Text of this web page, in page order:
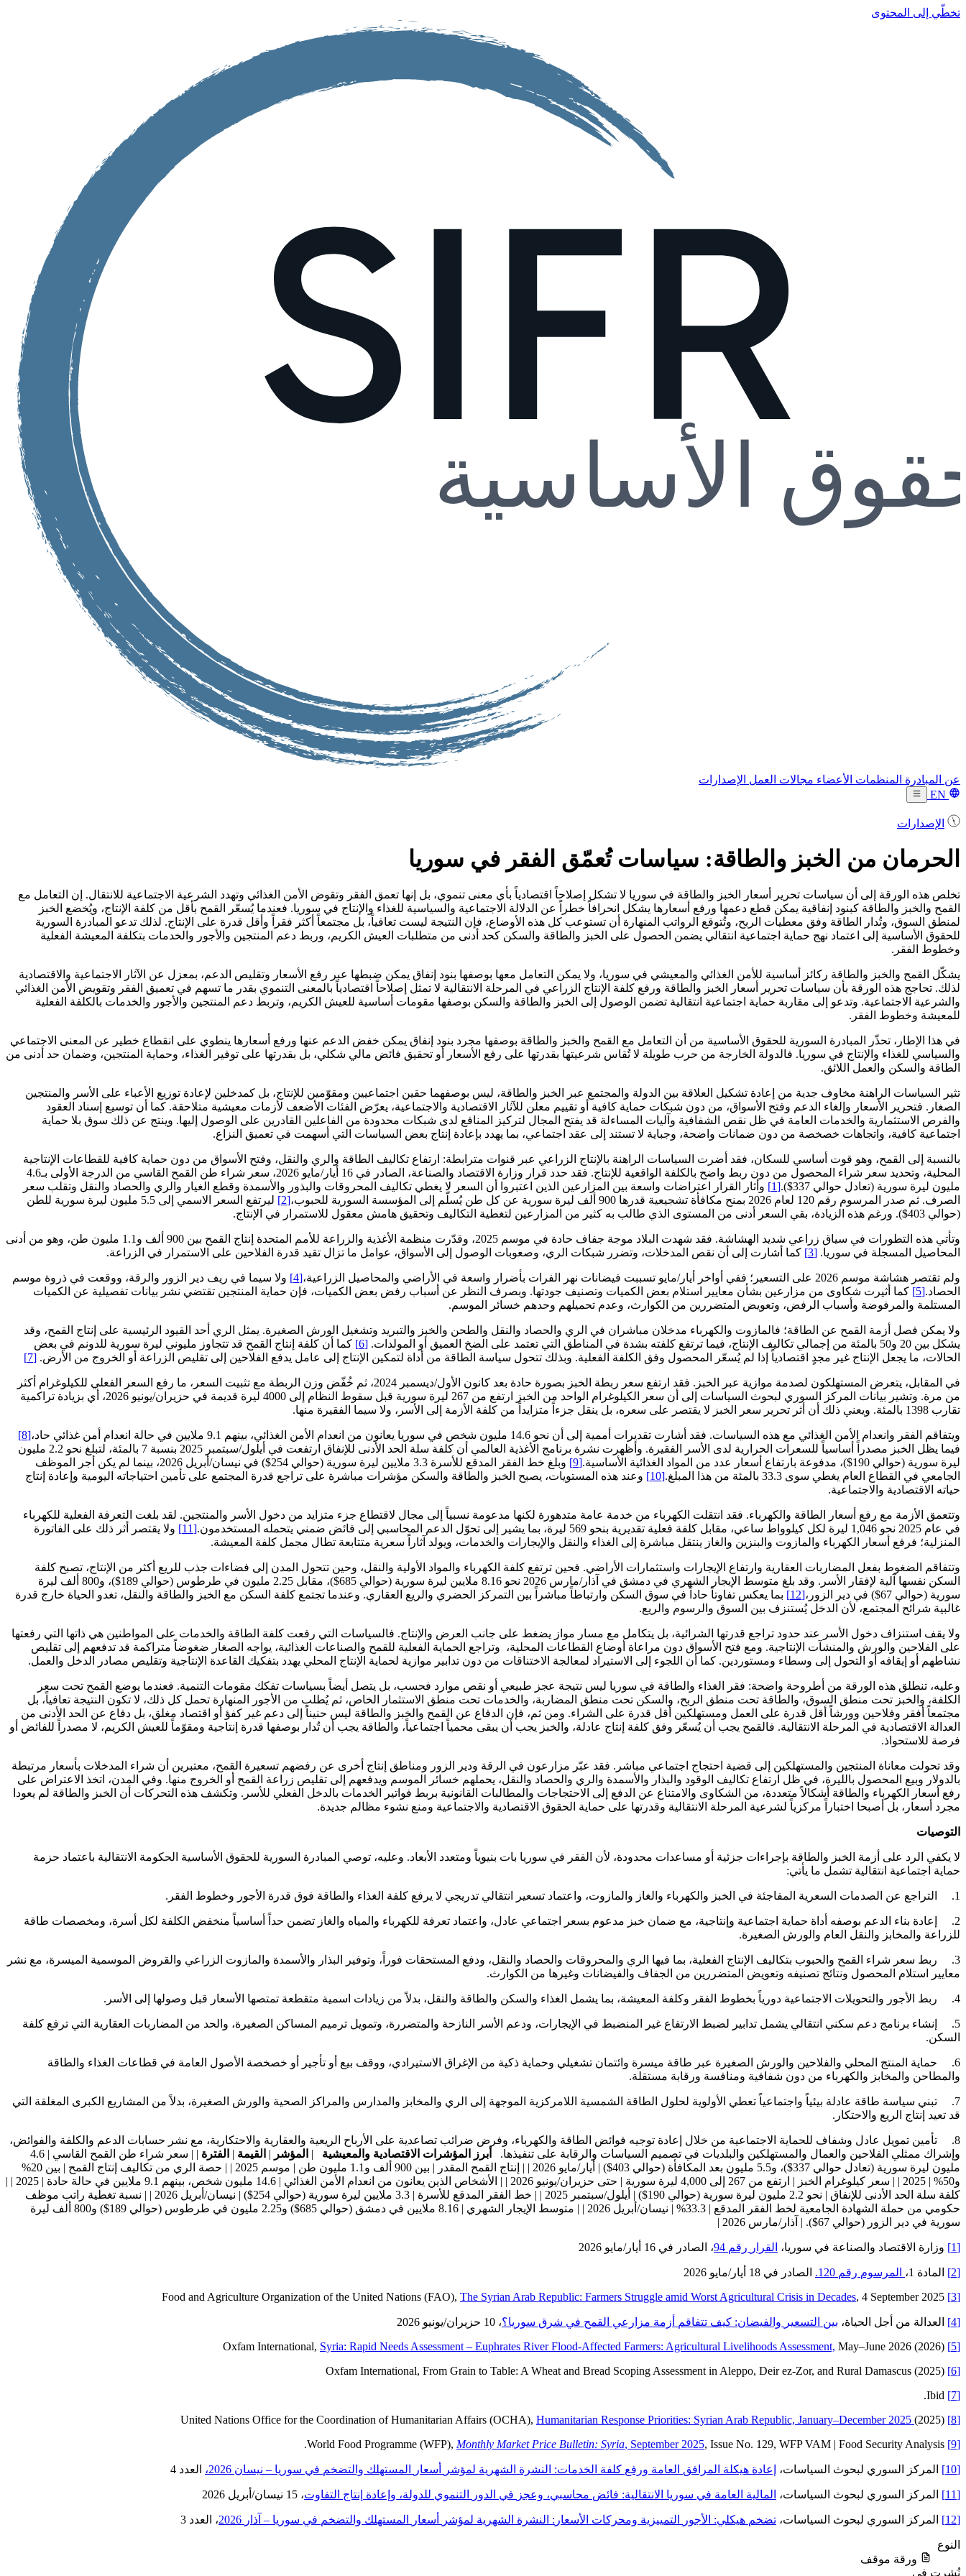
تخطّي إلى المحتوى
عن المبادرة المنظمات الأعضاء مجالات العمل الإصدارات
الإصدارات
الحرمان من الخبز والطاقة: سياسات تُعمّق الفقر في سوريا
تخلص هذه الورقة إلى أن سياسات تحرير أسعار الخبز والطاقة في سوريا لا تشكل إصلاحاً اقتصادياً بأي معنى تنموي، بل إنها تعمق الفقر وتقوض الأمن الغذائي وتهدد الشرعية الاجتماعية للانتقال. إن التعامل مع
القمح والخبز والطاقة كبنود إنفاقية يمكن قطع دعمها ورفع أسعارها يشكل انحرافاً خطراً عن الدلالة الاجتماعية والسياسية للغذاء والإنتاج في سوريا. فعندما يُسعّر القمح بأقل من كلفة الإنتاج، ويُخضع الخبز
لمنطق السوق، وتُدار الطاقة وفق معطيات الربح، وتُتوقع الرواتب المنهارة أن تستوعب كل هذه الأوضاع، فإن النتيجة ليست تعافياً، بل مجتمعاً أكثر فقراً وأقل قدرة على الإنتاج. لذلك تدعو المبادرة السورية
للحقوق الأساسية إلى اعتماد نهج حماية اجتماعية انتقالي يضمن الحصول على الخبز والطاقة والسكن كحد أدنى من متطلبات العيش الكريم، وربط دعم المنتجين والأجور والخدمات بتكلفة المعيشة الفعلية
وخطوط الفقر.
يشكّل القمح والخبز والطاقة ركائز أساسية للأمن الغذائي والمعيشي في سوريا، ولا يمكن التعامل معها بوصفها بنود إنفاق يمكن ضبطها عبر رفع الأسعار وتقليص الدعم، بمعزل عن الآثار الاجتماعية والاقتصادية
لذلك. تحاجج هذه الورقة بأن سياسات تحرير أسعار الخبز والطاقة ورفع كلفة الإنتاج الزراعي في المرحلة الانتقالية لا تمثل إصلاحاً اقتصادياً بالمعنى التنموي بقدر ما تسهم في تعميق الفقر وتقويض الأمن الغذائي
والشرعية الاجتماعية. وتدعو إلى مقاربة حماية اجتماعية انتقالية تضمن الوصول إلى الخبز والطاقة والسكن بوصفها مقومات أساسية للعيش الكريم، وتربط دعم المنتجين والأجور والخدمات بالكلفة الفعلية
للمعيشة وخطوط الفقر.
في هذا الإطار، تحذّر المبادرة السورية للحقوق الأساسية من أن التعامل مع القمح والخبز والطاقة بوصفها مجرد بنود إنفاق يمكن خفض الدعم عنها ورفع أسعارها ينطوي على انقطاع خطير عن المعنى الاجتماعي
والسياسي للغذاء والإنتاج في سوريا. فالدولة الخارجة من حرب طويلة لا تُقاس شرعيتها بقدرتها على رفع الأسعار أو تحقيق فائض مالي شكلي، بل بقدرتها على توفير الغذاء، وحماية المنتجين، وضمان حد أدنى من
الطاقة والسكن والعمل اللائق.
تثير السياسات الراهنة مخاوف جدية من إعادة تشكيل العلاقة بين الدولة والمجتمع عبر الخبز والطاقة، ليس بوصفهما حقين اجتماعيين ومقوّمين للإنتاج، بل كمدخلين لإعادة توزيع الأعباء على الأسر والمنتجين
الصغار. فتحرير الأسعار وإلغاء الدعم وفتح الأسواق، من دون شبكات حماية كافية أو تقييم معلن للآثار الاقتصادية والاجتماعية، يعرّض الفئات الأضعف لأزمات معيشية متلاحقة. كما أن توسيع إسناد العقود
والفرص الاستثمارية والخدمات العامة في ظل نقص الشفافية وآليات المساءلة قد يفتح المجال لتركيز المنافع لدى شبكات محدودة من الفاعلين القادرين على الوصول إليها. وينتج عن ذلك سوق بلا حماية
اجتماعية كافية، واتجاهات خصخصة من دون ضمانات واضحة، وجباية لا تستند إلى عقد اجتماعي، بما يهدد بإعادة إنتاج بعض السياسات التي أسهمت في تعميق النزاع.
بالنسبة إلى القمح، وهو قوت أساسي للسكان، فقد أضرت السياسات الراهنة بالإنتاج الزراعي عبر قنوات مترابطة: ارتفاع تكاليف الطاقة والري والنقل، وفتح الأسواق من دون حماية كافية للقطاعات الإنتاجية
المحلية، وتحديد سعر شراء المحصول من دون ربط واضح بالكلفة الواقعية للإنتاج. فقد حدد قرار وزارة الاقتصاد والصناعة، الصادر في 16 أيار/مايو 2026، سعر شراء طن القمح القاسي من الدرجة الأولى بـ4.6
مليون ليرة سورية (تعادل حوالي 337$).
[1]
وأثار القرار اعتراضات واسعة بين المزارعين الذين اعتبروا أن السعر لا يغطي تكاليف المحروقات والبذور والأسمدة وقطع الغيار والري والحصاد والنقل وتقلب سعر
الصرف. ثم صدر المرسوم رقم 120 لعام 2026 بمنح مكافأة تشجيعية قدرها 900 ألف ليرة سورية عن كل طن يُسلّم إلى المؤسسة السورية للحبوب،
[2]
ليرتفع السعر الاسمي إلى 5.5 مليون ليرة سورية للطن
(حوالي 403$). ورغم هذه الزيادة، بقي السعر أدنى من المستوى الذي طالب به كثير من المزارعين لتغطية التكاليف وتحقيق هامش معقول للاستمرار في الإنتاج.
وتأتي هذه التطورات في سياق زراعي شديد الهشاشة. فقد شهدت البلاد موجة جفاف حادة في موسم 2025، وقدّرت منظمة الأغذية والزراعة للأمم المتحدة إنتاج القمح بين 900 ألف و1.1 مليون طن، وهو من أدنى
المحاصيل المسجلة في سوريا. [3] كما أشارت إلى أن نقص المدخلات، وتضرر شبكات الري، وصعوبات الوصول إلى الأسواق، عوامل ما تزال تقيد قدرة الفلاحين على الاستمرار في الزراعة.
ولم تقتصر هشاشة موسم 2026 على التسعير؛ ففي أواخر أيار/مايو تسببت فيضانات نهر الفرات بأضرار واسعة في الأراضي والمحاصيل الزراعية، [4]
ولا سيما في ريف دير الزور والرقة، ووقعت في ذروة موسم
الحصاد.[5]
كما أثيرت شكاوى من مزارعين بشأن معايير استلام بعض الكميات وتصنيف جودتها. وبصرف النظر عن أسباب رفض بعض الكميات، فإن حماية المنتجين تقتضي نشر بيانات تفصيلية عن الكميات
المستلمة والمرفوضة وأسباب الرفض، وتعويض المتضررين من الكوارث، وعدم تحميلهم وحدهم خسائر الموسم.
ولا يمكن فصل أزمة القمح عن الطاقة؛ فالمازوت والكهرباء مدخلان مباشران في الري والحصاد والنقل والطحن والخبز والتبريد وتشغيل الورش الصغيرة. يمثل الري أحد القيود الرئيسية على إنتاج القمح، وقد
يشكل بين 20 و50 بالمئة من إجمالي تكاليف الإنتاج، فيما ترتفع كلفته بشدة في المناطق التي تعتمد على الضخ العميق أو المولدات.
[6]
كما أن كلفة إنتاج القمح قد تتجاوز مليوني ليرة سورية للدونم في بعض
الحالات، ما يجعل الإنتاج غير مجدٍ اقتصادياً إذا لم يُسعّر المحصول وفق الكلفة الفعلية. وبذلك تتحول سياسة الطاقة من أداة لتمكين الإنتاج إلى عامل يدفع الفلاحين إلى تقليص الزراعة أو الخروج من الأرض. [7]
في المقابل، يتعرض المستهلكون لصدمة موازية عبر الخبز. فقد ارتفع سعر ربطة الخبز بصورة حادة بعد كانون الأول/ديسمبر 2024، ثم خُفّض وزن الربطة مع تثبيت السعر، ما رفع السعر الفعلي للكيلوغرام أكثر
من مرة. وتشير بيانات المركز السوري لبحوث السياسات إلى أن سعر الكيلوغرام الواحد من الخبز ارتفع من 267 ليرة سورية قبل سقوط النظام إلى 4000 ليرة قديمة في حزيران/يونيو 2026، أي بزيادة تراكمية
تقارب 1398 بالمئة. ويعني ذلك أن أثر تحرير سعر الخبز لا يقتصر على سعره، بل ينقل جزءاً متزايداً من كلفة الأزمة إلى الأسر، ولا سيما الفقيرة منها.
ويتفاقم الفقر وانعدام الأمن الغذائي مع هذه السياسات. فقد أشارت تقديرات أممية إلى أن نحو 14.6 مليون شخص في سوريا يعانون من انعدام الأمن الغذائي، بينهم 9.1 ملايين في حالة انعدام أمن غذائي حاد،
[8]
فيما يظل الخبز مصدراً أساسياً للسعرات الحرارية لدى الأسر الفقيرة. وأظهرت نشرة برنامج الأغذية العالمي أن كلفة سلة الحد الأدنى للإنفاق ارتفعت في أيلول/سبتمبر 2025 بنسبة 7 بالمئة، لتبلغ نحو 2.2 مليون
ليرة سورية (حوالي 190$)، مدفوعة بارتفاع أسعار عدد من المواد الغذائية الأساسية.
[9]
وبلغ خط الفقر المدقع للأسرة 3.3 ملايين ليرة سورية (حوالي 254$) في نيسان/أبريل 2026، بينما لم يكن أجر الموظف
الجامعي في القطاع العام يغطي سوى 33.3 بالمئة من هذا المبلغ.
[10]
وعند هذه المستويات، يصبح الخبز والطاقة والسكن مؤشرات مباشرة على تراجع قدرة المجتمع على تأمين احتياجاته اليومية وإعادة إنتاج
حياته الاقتصادية والاجتماعية.
وتتعمق الأزمة مع رفع أسعار الطاقة والكهرباء. فقد انتقلت الكهرباء من خدمة عامة متدهورة لكنها مدعومة نسبياً إلى مجال لاقتطاع جزء متزايد من دخول الأسر والمنتجين. لقد بلغت التعرفة الفعلية للكهرباء
في عام 2025 نحو 1,046 ليرة لكل كيلوواط ساعي، مقابل كلفة فعلية تقديرية بنحو 569 ليرة، بما يشير إلى تحوّل الدعم المحاسبي إلى فائض ضمني يتحمله المستخدمون.
[11]
ولا يقتصر أثر ذلك على الفاتورة
المنزلية؛ فرفع أسعار الكهرباء والمازوت والبنزين والغاز ينتقل مباشرة إلى الغذاء والنقل والإيجارات والخدمات، ويولد آثاراً سعرية متتابعة تطال مجمل كلفة المعيشة.
وتتفاقم الضغوط بفعل المضاربات العقارية وارتفاع الإيجارات واستثمارات الأراضي. فحين ترتفع كلفة الكهرباء والمواد الأولية والنقل، وحين تتحول المدن إلى فضاءات جذب للريع أكثر من الإنتاج، تصبح كلفة
السكن نفسها آلية لإفقار الأسر. وقد بلغ متوسط الإيجار الشهري في دمشق في آذار/مارس 2026 نحو 8.16 ملايين ليرة سورية (حوالي 685$)، مقابل 2.25 مليون في طرطوس (حوالي 189$)، و800 ألف ليرة
سورية (حوالي 67$) في دير الزور،
[12]
بما يعكس تفاوتاً حاداً في سوق السكن وارتباطاً مباشراً بين التمركز الحضري والريع العقاري. وعندما تجتمع كلفة السكن مع الخبز والطاقة والنقل، تغدو الحياة خارج قدرة
غالبية شرائح المجتمع، لأن الدخل يُستنزف بين السوق والرسوم والريع.
ولا يقف استنزاف دخول الأسر عند حدود تراجع قدرتها الشرائية، بل يتكامل مع مسار مواز يضغط على جانب العرض والإنتاج. فالسياسات التي رفعت كلفة الطاقة والخدمات على المواطنين هي ذاتها التي رفعتها
على الفلاحين والورش والمنشآت الإنتاجية. ومع فتح الأسواق دون مراعاة أوضاع القطاعات المحلية، وتراجع الحماية الفعلية للقمح والصناعات الغذائية، يواجه الصغار ضغوضاً متراكمة قد تدفعهم إلى تقليص
نشاطهم أو إيقافه أو التحول إلى وسطاء ومستوردين. كما أن اللجوء إلى الاستيراد لمعالجة الاختناقات من دون تدابير موازية لحماية الإنتاج المحلي يهدد بتفكيك القاعدة الإنتاجية وتقليص مصادر الدخل والعمل.
وعليه، تنطلق هذه الورقة من أطروحة واضحة: فقر الغذاء والطاقة في سوريا ليس نتيجة عجز طبيعي أو نقص موارد فحسب، بل يتصل أيضاً بسياسات تفكك مقومات التنمية. فعندما يوضع القمح تحت سعر
الكلفة، والخبز تحت منطق السوق، والطاقة تحت منطق الربح، والسكن تحت منطق المضاربة، والخدمات تحت منطق الاستثمار الخاص، ثم يُطلب من الأجور المنهارة تحمل كل ذلك، لا تكون النتيجة تعافياً، بل
مجتمعاً أفقر وفلاحين وورشاً أقل قدرة على العمل ومستهلكين أقل قدرة على الشراء. ومن ثم، فإن الدفاع عن القمح والخبز والطاقة ليس حنيناً إلى دعم غير كفؤ أو اقتصاد مغلق، بل دفاع عن الحد الأدنى من
العدالة الاقتصادية في المرحلة الانتقالية. فالقمح يجب أن يُسعّر وفق كلفة إنتاج عادلة، والخبز يجب أن يبقى محمياً اجتماعياً، والطاقة يجب أن تُدار بوصفها قدرة إنتاجية ومقوّماً للعيش الكريم، لا مصدراً للفائض أو
فرصة للاستحواذ.
وقد تحولت معاناة المنتجين والمستهلكين إلى قضية احتجاج اجتماعي مباشر. فقد عبّر مزارعون في الرقة ودير الزور ومناطق إنتاج أخرى عن رفضهم تسعيرة القمح، معتبرين أن شراء المدخلات بأسعار مرتبطة
بالدولار وبيع المحصول بالليرة، في ظل ارتفاع تكاليف الوقود والبذار والأسمدة والري والحصاد والنقل، يحملهم خسائر الموسم ويدفعهم إلى تقليص زراعة القمح أو الخروج منها. وفي المدن، اتخذ الاعتراض على
رفع أسعار الكهرباء والطاقة أشكالاً متعددة، من الشكاوى والامتناع عن الدفع إلى الاحتجاجات والمطالبات القانونية بربط فواتير الخدمات بالدخل الفعلي للأسر. وتكشف هذه التحركات أن الخبز والطاقة لم يعودا
مجرد أسعار، بل أصبحا اختباراً مركزياً لشرعية المرحلة الانتقالية وقدرتها على حماية الحقوق الاقتصادية والاجتماعية ومنع نشوء مظالم جديدة.
التوصيات
لا يكفي الرد على أزمة الخبز والطاقة بإجراءات جزئية أو مساعدات محدودة، لأن الفقر في سوريا بات بنيوياً ومتعدد الأبعاد. وعليه، توصي المبادرة السورية للحقوق الأساسية الحكومة الانتقالية باعتماد حزمة
حماية اجتماعية انتقالية تشمل ما يأتي:
1. التراجع عن الصدمات السعرية المفاجئة في الخبز والكهرباء والغاز والمازوت، واعتماد تسعير انتقالي تدريجي لا يرفع كلفة الغذاء والطاقة فوق قدرة الأجور وخطوط الفقر.
2. إعادة بناء الدعم بوصفه أداة حماية اجتماعية وإنتاجية، مع ضمان خبز مدعوم بسعر اجتماعي عادل، واعتماد تعرفة للكهرباء والمياه والغاز تضمن حداً أساسياً منخفض الكلفة لكل أسرة، ومخصصات طاقة
للزراعة والمخابز والنقل العام والورش الصغيرة.
3. ربط سعر شراء القمح والحبوب بتكاليف الإنتاج الفعلية، بما فيها الري والمحروقات والحصاد والنقل، ودفع المستحقات فوراً، وتوفير البذار والأسمدة والمازوت الزراعي والقروض الموسمية الميسرة، مع نشر
معايير استلام المحصول ونتائج تصنيفه وتعويض المتضررين من الجفاف والفيضانات وغيرها من الكوارث.
4. ربط الأجور والتحويلات الاجتماعية دورياً بخطوط الفقر وكلفة المعيشة، بما يشمل الغذاء والسكن والطاقة والنقل، بدلاً من زيادات اسمية متقطعة تمتصها الأسعار قبل وصولها إلى الأسر.
5. إنشاء برنامج دعم سكني انتقالي يشمل تدابير لضبط الارتفاع غير المنضبط في الإيجارات، ودعم الأسر النازحة والمتضررة، وتمويل ترميم المساكن الصغيرة، والحد من المضاربات العقارية التي ترفع كلفة
السكن.
6. حماية المنتج المحلي والفلاحين والورش الصغيرة عبر طاقة ميسرة وائتمان تشغيلي وحماية ذكية من الإغراق الاستيرادي، ووقف بيع أو تأجير أو خصخصة الأصول العامة في قطاعات الغذاء والطاقة
والمطاحن والمخابز والكهرباء من دون شفافية ومنافسة ورقابة مستقلة.
7. تبني سياسة طاقة عادلة بيئياً واجتماعياً تعطي الأولوية لحلول الطاقة الشمسية اللامركزية الموجهة إلى الري والمخابز والمدارس والمراكز الصحية والورش الصغيرة، بدلاً من المشاريع الكبرى المغلقة التي
قد تعيد إنتاج الريع والاحتكار.
8. تأمين تمويل عادل وشفاف للحماية الاجتماعية من خلال إعادة توجيه فوائض الطاقة والكهرباء، وفرض ضرائب تصاعدية على الأرباح الريعية والعقارية والاحتكارية، مع نشر حسابات الدعم والكلفة والفوائض،
وإشراك ممثلي الفلاحين والعمال والمستهلكين والبلديات في تصميم السياسات والرقابة على تنفيذها.
أبرز المؤشرات الاقتصادية والمعيشية المؤشر القيمة الفترة
| | سعر شراء طن القمح القاسي | 4.6
مليون ليرة سورية (تعادل حوالي 337$)، و5.5 مليون بعد المكافأة (حوالي 403$) | أيار/مايو 2026 | | إنتاج القمح المقدر | بين 900 ألف و1.1 مليون طن | موسم 2025 | | حصة الري من تكاليف إنتاج القمح | بين 20%
كلفة سلة الحد الأدنى للإنفاق | نحو 2.2 مليون ليرة سورية (حوالي 190$) | أيلول/سبتمبر 2025 | | خط الفقر المدقع للأسرة | 3.3 ملايين ليرة سورية (حوالي 254$) | نيسان/أبريل 2026 | | نسبة تغطية راتب موظف
حكومي من حملة الشهادة الجامعية لخط الفقر المدقع | 33.3% | نيسان/أبريل 2026 | | متوسط الإيجار الشهري | 8.16 ملايين في دمشق (حوالي 685$) و2.25 مليون في طرطوس (حوالي 189$) و800 ألف ليرة
سورية في دير الزور (حوالي 67$). | آذار/مارس 2026 |
[1] وزارة الاقتصاد والصناعة في سوريا، القرار رقم ، الصادر في 16 أيار/مايو 2026
[2] المادة 1، المرسوم رقم
الصادر في 18 أيار/مايو 2026
[3]
The Syrian Arab Republic: Farmers Struggle amid Worst Agricultural Crisis in Decades, 4 September 2025
[4] العدالة من أجل الحياة، بين التسعير والفيضان: كيف تتفاقم أزمة مزارعي القمح في شرق سوريا؟، 10 حزيران/يونيو 2026
[5]
Syria: Rapid Needs Assessment – Euphrates River Flood-Affected Farmers: Agricultural Livelihoods Assessment, May–June 2026 (2026)
[6]
[7]
[8]
Humanitarian Response Priorities: Syrian Arab Republic, January–December 2025 (2025)
[9]
Monthly Market Price Bulletin: Syria, September 2025, Issue No. 129, WFP VAM | Food Security Analysis.
[10] المركز السوري لبحوث السياسات، إعادة هيكلة المرافق العامة ورفع كلفة الخدمات: النشرة الشهرية لمؤشر أسعار المستهلك والتضخم في سوريا – نيسان 2026، العدد 4
[11] المركز السوري لبحوث السياسات، المالية العامة في سوريا الانتقالية: فائض محاسبي، وعجز في الدور التنموي للدولة، وإعادة إنتاج التفاوت، 15 نيسان/أبريل 2026
[12] المركز السوري لبحوث السياسات، تضخم هيكلي: الأجور التمييزية ومحركات الأسعار : النشرة الشهرية لمؤشر أسعار المستهلك والتضخم في سوريا – آذار ، العدد 3
النوع
ورقة موقف
نُشرت في